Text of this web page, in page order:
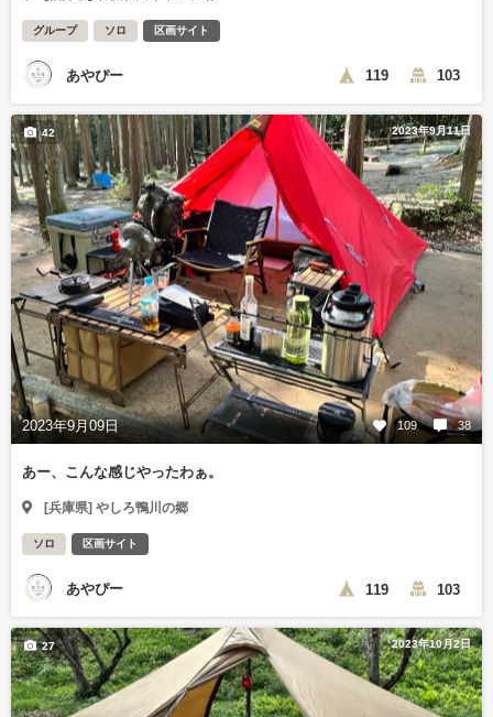
グループ ソロ 区画サイト
あやぴー 119 103
2023年9月11日
2023年9月09日 109 38
42
あー、こんな感じやったわぁ。
[兵庫県] やしろ鴨川の郷
ソロ 区画サイト
あやぴー 119 103
2023年10月2日
27